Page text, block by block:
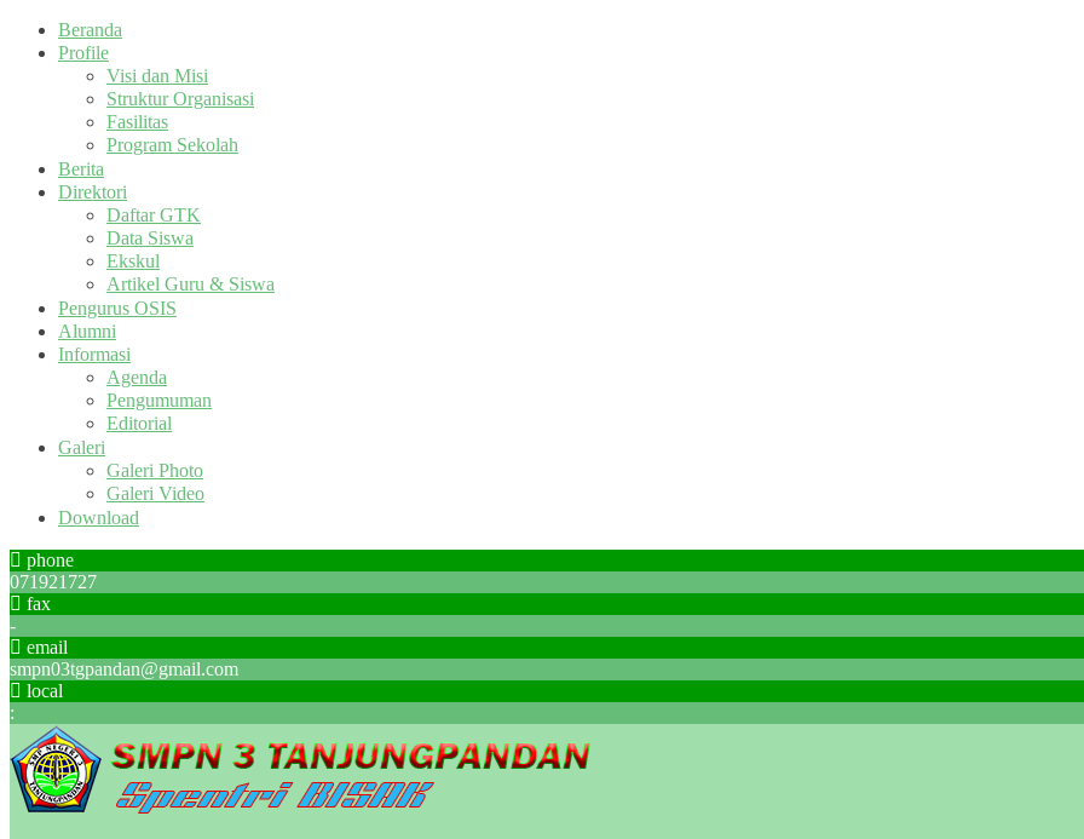
Beranda
Profile
Visi dan Misi
Struktur Organisasi
Fasilitas
Program Sekolah
Berita
Direktori
Daftar GTK
Data Siswa
Ekskul
Artikel Guru & Siswa
Pengurus OSIS
Alumni
Informasi
Agenda
Pengumuman
Editorial
Galeri
Galeri Photo
Galeri Video
Download
phone
071921727
fax
-
email
smpn03tgpandan@gmail.com
local
: